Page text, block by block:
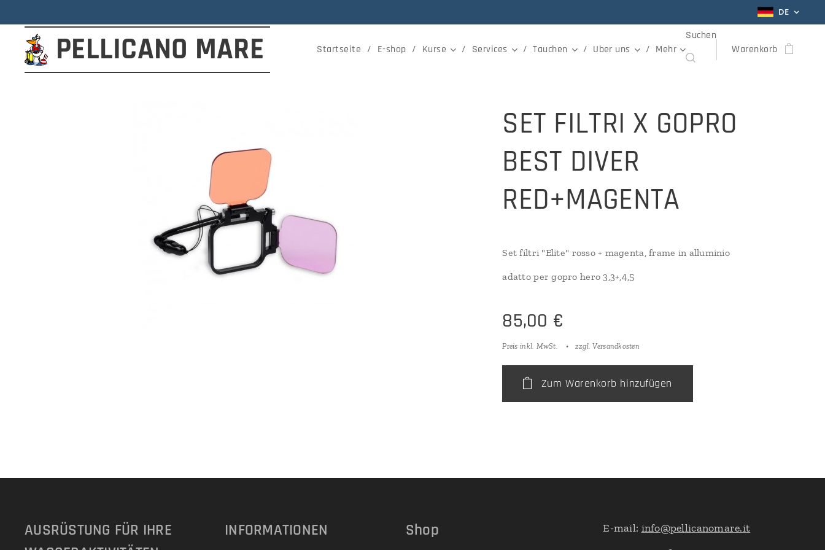
DE
PELLICANO MARE Startseite E-shop Kurse Services Tauchen Uber uns Mehr
Suchen
Warenkorb
SET FILTRI X GOPRO
BEST DIVER
RED+MAGENTA
Set filtri "Elite" rosso + magenta, frame in alluminio
adatto per gopro hero 3,3+,4,5
85,00 €
Preis inkl. MwSt. zzgl. Versandkosten
Zum Warenkorb hinzufügen
AUSRÜSTUNG FÜR IHRE
INFORMATIONEN Shop E-mail: info@pellicanomare.it